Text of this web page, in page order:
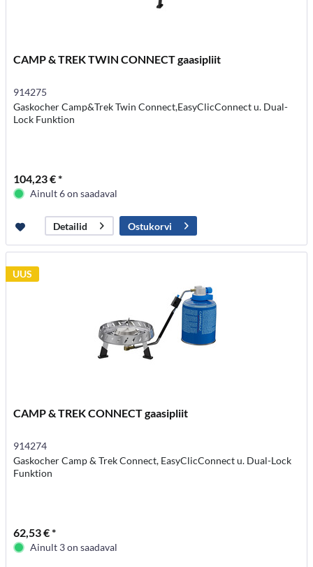
CAMP & TREK TWIN CONNECT gaasipliit
914275
Gaskocher Camp&Trek Twin Connect,EasyClicConnect u. Dual-
Lock Funktion
104,23 € *
Ainult 6 on saadaval
Detailid Ostukorvi
UUS
CAMP & TREK CONNECT gaasipliit
914274
Gaskocher Camp & Trek Connect, EasyClicConnect u. Dual-Lock
Funktion
62,53 € *
Ainult 3 on saadaval